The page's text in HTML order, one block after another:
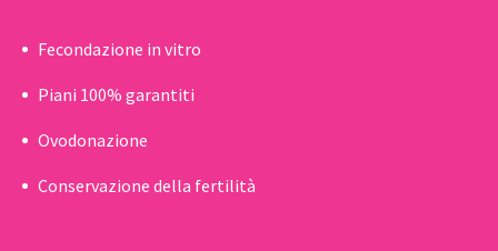
Fecondazione in vitro
Piani 100% garantiti
Ovodonazione
Conservazione della fertilità